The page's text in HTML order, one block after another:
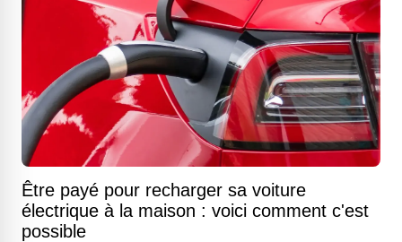
Être payé pour recharger sa voiture
électrique à la maison : voici comment c'est
possible